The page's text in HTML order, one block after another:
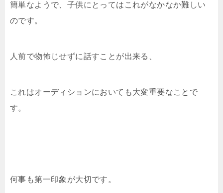
簡単なようで、子供にとってはこれがなかなか難しい
のです。
人前で物怖じせずに話すことが出来る、
これはオーディションにおいても大変重要なことで
す。
何事も第一印象が大切です。